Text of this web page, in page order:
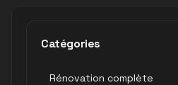
Catégories
Rénovation complète